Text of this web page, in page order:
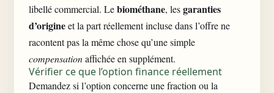
libellé commercial. Lebiométhane, lesgaranties
d’origineet la part réellement incluse dans l’offre ne
racontent pas la même chose qu’une simple
compensationaffichée en supplément.
Vérifier ce que l’option finance réellement
Demandez si l’option concerne une fraction ou la